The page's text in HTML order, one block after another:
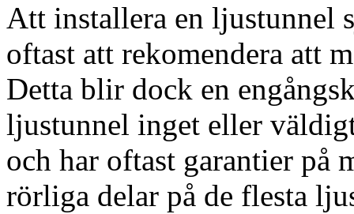
Att installera en ljustunnel
oftast att rekomendera att
Detta blir dock en
ljustunnel inget eller
och har oftast garantier på
rörliga delar på de flesta